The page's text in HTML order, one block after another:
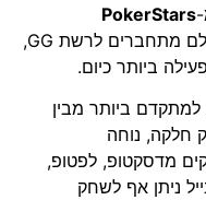
. שחקני פוקר מכל העולם מתחברים לרשת GG,
ביותר כיום.
ביותר מבין
חלקה, נוחה
מדסקטופ, לפטופ,
ניתן אף לשחק